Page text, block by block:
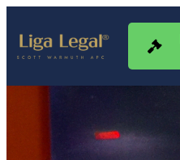
Nota:
sitio
web